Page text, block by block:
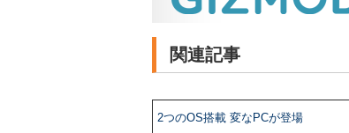
関連記事
2つのOS搭載 変なPCが登場